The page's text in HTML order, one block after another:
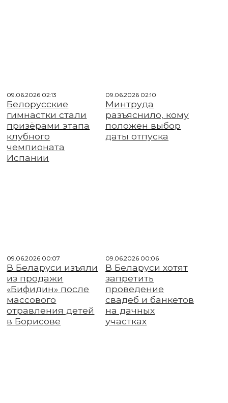
09.06.2026 02:13
Белорусские
гимнастки стали
призёрами этапа
клубного
чемпионата
Испании
09.06.2026 02:10
Минтруда
разъяснило, кому
положен выбор
даты отпуска
09.06.2026 00:07
В Беларуси изъяли
из продажи
«Бифидин» после
массового
отравления детей
в Борисове
09.06.2026 00:06
В Беларуси хотят
запретить
проведение
свадеб и банкетов
на дачных
участках